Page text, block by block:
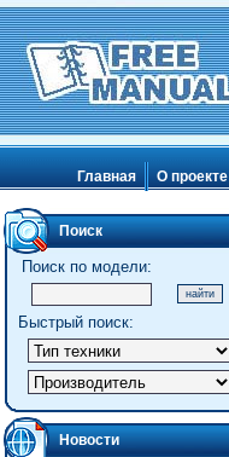
Главная О проекте
Поиск
Поиск по модели:
Быстрый поиск:
Новости